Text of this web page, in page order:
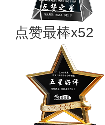
点赞最棒x52